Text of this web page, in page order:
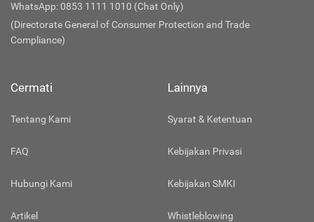
WhatsApp: 0853 1111 1010 (Chat Only)
(Directorate General of Consumer Protection and Trade
Compliance)
Cermati
Tentang Kami
FAQ
Hubungi Kami
Artikel
Lainnya
Syarat & Ketentuan
Kebijakan Privasi
Kebijakan SMKI
Whistleblowing